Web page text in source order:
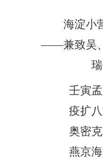
海淀小
——兼致吴
壬寅
疫扩八
奥密
燕京海